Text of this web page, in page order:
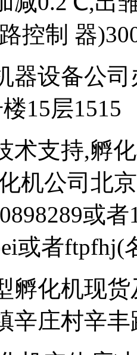
控制 器
器设备公
15层1515
术支持,孵
机公司北
或
或者
孵化机现
辛庄村辛丰